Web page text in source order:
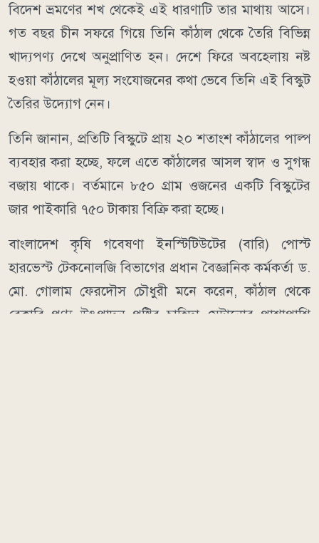
বিদেশ ভ্রমণের শখ থেকেই এই ধারণাটি তার মাথায় আসে।
গত বছর চীন সফরে গিয়ে তিনি কাঁঠাল থেকে তৈরি বিভিন্ন
খাদ্যপণ্য দেখে অনুপ্রাণিত হন। দেশে ফিরে অবহেলায় নষ্ট
হওয়া কাঁঠালের মূল্য সংযোজনের কথা ভেবে তিনি এই বিস্কুট
তৈরির উদ্যোগ নেন।
তিনি জানান, প্রতিটি বিস্কুটে প্রায় ২০ শতাংশ কাঁঠালের পাল্প
ব্যবহার করা হচ্ছে, ফলে এতে কাঁঠালের আসল স্বাদ ও সুগন্ধ
বজায় থাকে। বর্তমানে ৮৫০ গ্রাম ওজনের একটি বিস্কুটের
জার পাইকারি ৭৫০ টাকায় বিক্রি করা হচ্ছে।
বাংলাদেশ কৃষি গবেষণা ইনস্টিটিউটের (বারি) পোস্ট
হারভেস্ট টেকনোলজি বিভাগের প্রধান বৈজ্ঞানিক কর্মকর্তা ড.
মো. গোলাম ফেরদৌস চৌধুরী মনে করেন, কাঁঠাল থেকে
বেকারি পণ্য উৎপাদন পুষ্টির চাহিদা মেটানোর পাশাপাশি